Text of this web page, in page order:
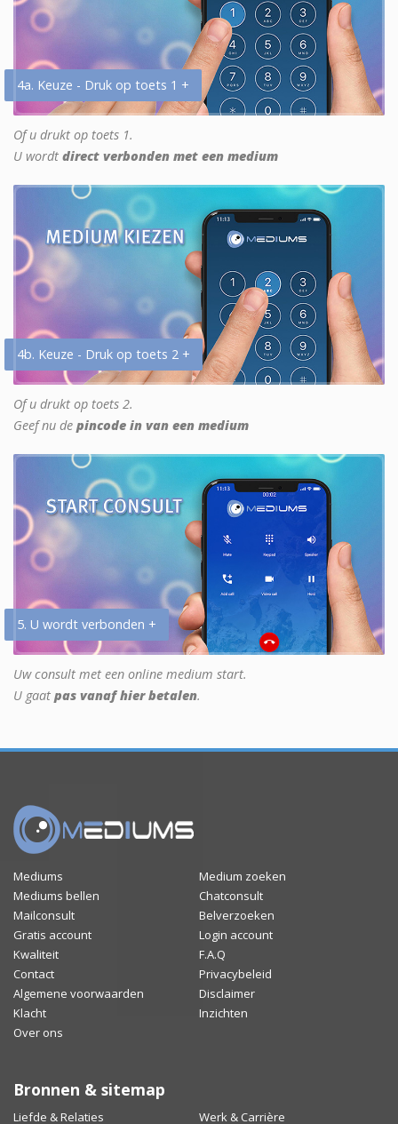
4a. Keuze - Druk op toets 1 +
Of u drukt op toets 1.
U wordt direct verbonden met een medium
4b. Keuze - Druk op toets 2 +
Of u drukt op toets 2.
Geef nu de pincode in van een medium
5. U wordt verbonden +
Uw consult met een online medium start.
U gaat pas vanaf hier betalen.
Mediums
Medium zoeken
Mediums bellen
Chatconsult
Mailconsult
Belverzoeken
Gratis account
Login account
Kwaliteit
F.A.Q
Contact
Privacybeleid
Algemene voorwaarden
Disclaimer
Klacht
Inzichten
Over ons
Bronnen & sitemap
Liefde & Relaties Werk & Carrière